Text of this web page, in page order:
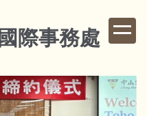
國際事務處